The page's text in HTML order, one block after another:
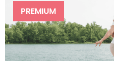
PREMIUM